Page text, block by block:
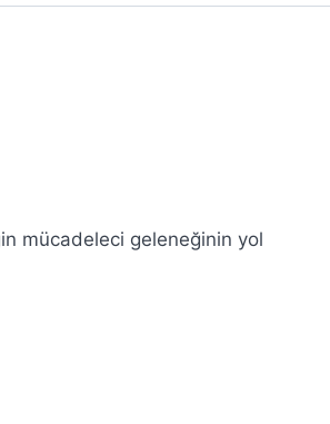
mücadeleci geleneğinin yol